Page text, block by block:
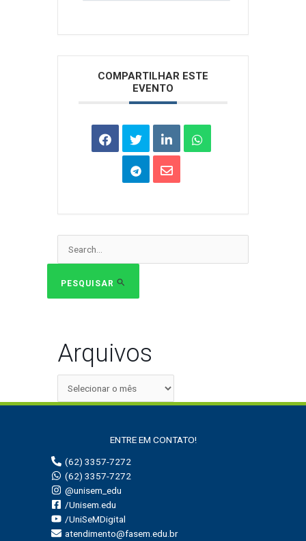
COMPARTILHAR ESTE
EVENTO
Pesquisar
PESQUISAR
Arquivos
ENTRE EM CONTATO!
(62) 3357-7272
(62) 3357-7272
@unisem_edu
/Unisem.edu
/UniSeMDigital
atendimento@fasem.edu.br